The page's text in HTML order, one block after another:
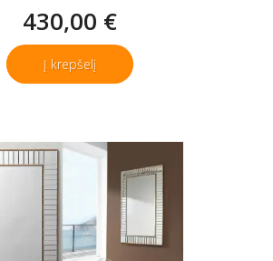
430,00 €
Į krepšelį